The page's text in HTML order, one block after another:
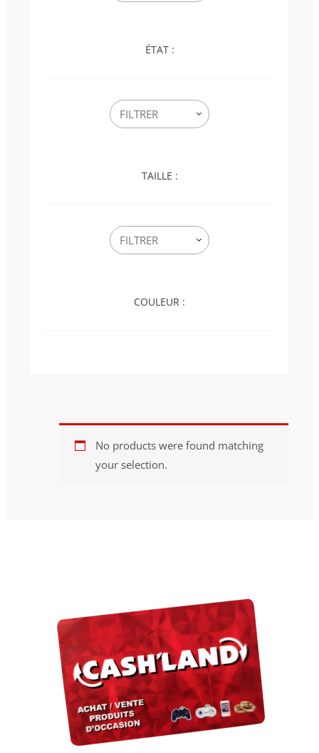
ÉTAT :
TAILLE :
COULEUR :
No products were found matching
your selection.